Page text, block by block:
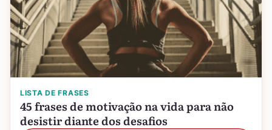
LISTA DE FRASES
45 frases de motivação na vida para não
desistir diante dos desafios